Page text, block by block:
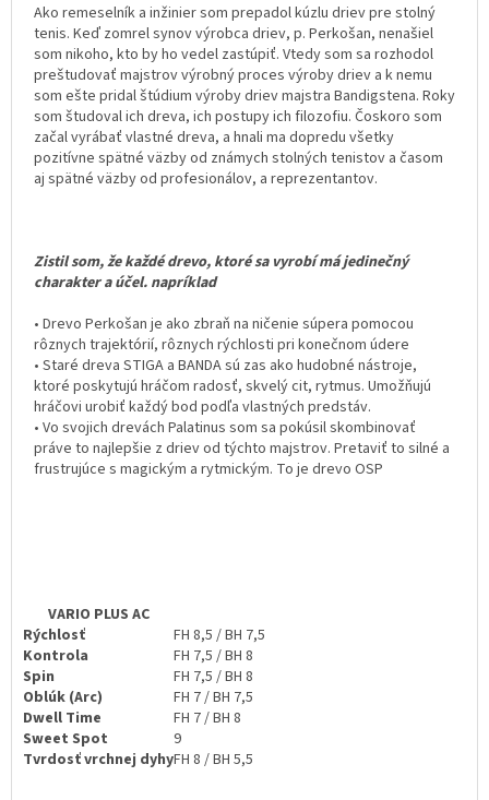
Ako remeselník a inžinier som prepadol kúzlu driev pre stolný
tenis. Keď zomrel synov výrobca driev, p. Perkošan, nenašiel
som nikoho, kto by ho vedel zastúpiť. Vtedy som sa rozhodol
preštudovať majstrov výrobný proces výroby driev a k nemu
som ešte pridal štúdium výroby driev majstra Bandigstena. Roky
som študoval ich dreva, ich postupy ich filozofiu. Čoskoro som
začal vyrábať vlastné dreva, a hnali ma dopredu všetky
pozitívne spätné väzby od známych stolných tenistov a časom
aj spätné väzby od profesionálov, a reprezentantov.
Zistil som, že každé drevo, ktoré sa vyrobí má jedinečný
charakter a účel. napríklad
• Drevo Perkošan je ako zbraň na ničenie súpera pomocou
rôznych trajektórií, rôznych rýchlosti pri konečnom údere
• Staré dreva STIGA a BANDA sú zas ako hudobné nástroje,
ktoré poskytujú hráčom radosť, skvelý cit, rytmus. Umožňujú
hráčovi urobiť každý bod podľa vlastných predstáv.
• Vo svojich drevách Palatinus som sa pokúsil skombinovať
práve to najlepšie z driev od týchto majstrov. Pretaviť to silné a
frustrujúce s magickým a rytmickým. To je drevo OSP
VARIO PLUS AC
Rýchlosť
FH 8,5 / BH 7,5
Kontrola
FH 7,5 / BH 8
Spin
FH 7,5 / BH 8
Oblúk (Arc)
FH 7 / BH 7,5
Dwell Time
FH 7 / BH 8
Sweet Spot
9
Tvrdosť vrchnej dyhyFH 8 / BH 5,5